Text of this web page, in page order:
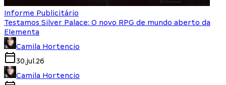
Informe Publicitário
Testamos Silver Palace: O novo RPG de mundo aberto da
Elementa
Camila Hortencio
30.jul.26
Camila Hortencio